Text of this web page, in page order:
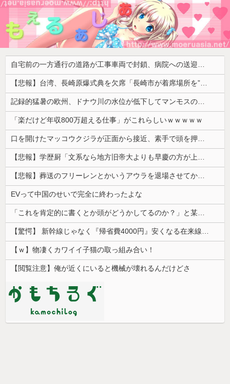
自宅前の一方通行の道路が工事車両で封鎖、病院への送迎のために車をどかして欲しいと作業スタッフに頼むと……
【悲報】台湾、長崎原爆式典を欠席「長崎市が着席場所を”外交団エリア外にあえて配置”した！」 → ﾈｯﾄ「核を持つ中国に屈指した！」「失礼すぎ」「台湾は筋通した！」ｗｗｗｗｗ
記録的猛暑の欧州、ドナウ川の水位が低下してマンモスの骨や沈没したドイツ軍の戦艦が出現
「楽だけど年収800万超える仕事」がこれらしいｗｗｗｗｗ
口を開けたマッコウクジラが正面から接近、素手で頭を押し返すダイバー「まだ子どもで、変な魚が何なのか確かめてるだけ」【海外の反応】
【悲報】学歴厨「文系なら地方旧帝大よりも早慶の方が上！」←これｗｗｗｗ
【悲報】葬送のフリーレンとかいうアウラを退場させてから駄作になった作品ｗｗｗｗｗ
EVって中国のせいで完全に終わったよな
「これを肯定的に書くとか頭がどうかしてるのか？」と某メディアの焚書称賛記事にツッコミ殺到、自分で本屋を作るとかそういう話かと思ったら……
【驚愕】 新幹線じゃなく『帰省費4000円』安くなる在来線で帰省した結果ｗｗｗｗｗ
【ｗ】物凄くカワイイ子猫の取っ組み合い！
【閲覧注意】俺が近くにいると機械が壊れるんだけどさ